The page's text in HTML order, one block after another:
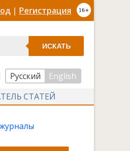
| Регистрация
ИСКАТЬ
Русский
English
СТАТЕЙ